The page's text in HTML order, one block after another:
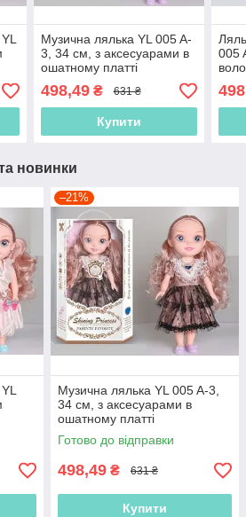
Музична лялька YL 005 A-
3, 34 см, з аксесуарами в
ошатному платті
498,49₴ 631 ₴
Купити
005
новинки
–21%
Музична лялька YL 005 A-3,
34 см, з аксесуарами в
ошатному платті
Готово до відправки
498,49 ₴ 631 ₴
Купити